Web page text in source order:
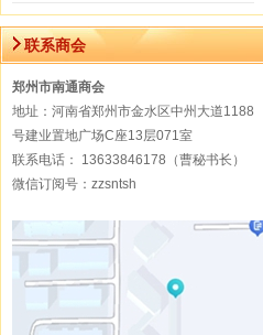
联系商会
郑州市南通商会
地址：河南省郑州市金水区中州大道1188
号建业置地广场C座13层071室
联系电话： 13633846178（曹秘书长）
微信订阅号：zzsntsh